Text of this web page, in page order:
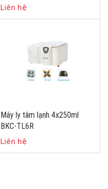
Liên hệ
Máy ly tâm lạnh 4x250ml
BKC-TL6R
Liên hệ